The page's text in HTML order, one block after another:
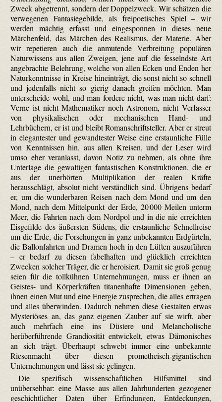
Zweck abgetrennt, sondern der Doppelzweck. Wir schätzen die
verwegenen Fantasiegebilde, als freipoetisches Spiel – wir
werden mächtig erfasst und eingesponnen in dieses neue
Märchenfeld, das Märchen des Realismus, der Materie. Aber
wir repetieren auch die anmutende Verbreitung populären
Naturwissens aus allen Zweigen, jene auf die fesselndste Art
angebrachte Belehrung, welche von allen Ecken und Enden her
Naturkenntnisse in Kreise hineinträgt, die sonst nicht so schnell
und jedenfalls nicht so gierig danach greifen möchten. Man
unterscheide wohl, und man fordere nicht, was man nicht darf:
Verne ist nicht Mathematiker noch Astronom, nicht Verfasser
von physikalischen oder mechanischen Hand- und
Lehrbüchern, er ist und bleibt Romanschriftsteller. Aber er streut
in elegantester und gewandtester Weise eine erstaunliche Fülle
von Kenntnissen hin, aus allen Kreisen, und der Leser wird
umso eher veranlasst, davon Notiz zu nehmen, als ohne ihre
Unterlage die gewaltigen fantastischen Konstruktionen, die er
aus der unerhörten Multiplikation der realen Kräfte
herausschlägt, absolut nicht verständlich sind. Übrigens bedarf
er, um die wunderbaren Reisen nach dem Mond und um den
Mond, nach dem Mittelpunkt der Erde, 20 000 Meilen unterm
Meer, die Fahrten nach dem Nordpol und in die nie erreichten
Eisgefilde des äußersten Südens, die erstaunliche Schnellreise
um die Erde, die Forschungen in ganz unbekannten Erdgürteln,
die Ballonfahrten und Dramen hoch in den Lüften auszuführen
– er bedarf zu diesen fabelhaften und glücklich erreichten
Zwecken solcher Träger, die er heroisiert. Damit sie groß genug
seien für die tollkühnen Unternehmungen, muss er ihnen an
Geistes- und Körperkräften titanenhafte Dimensionen geben,
ihnen einen Mut und eine Energie zusprechen, die alles ertragen
und alles überwinden. Dadurch nehmen diese Gestalten etwas
Mysteriöses an, das ganz eigenen Zauber auf sie wirft, aber
auch mehrfach eine ins Düstere und Melancholische
herüberführende Grandiosität entwickelt, etwas Dämonisches
an sich trägt. Überhaupt schwebt immer eine unbekannte
Riesenmacht über diesen prometheisch-gigantischen
Unternehmungen und lässt sie gelingen.
Die spezifisch wissenschaftlichen Hilfsmittel sind
unübersehbar: eine Masse aus allen Jahrhunderten gezogener
geschichtlicher Daten über Erfindungen, Entdeckungen,